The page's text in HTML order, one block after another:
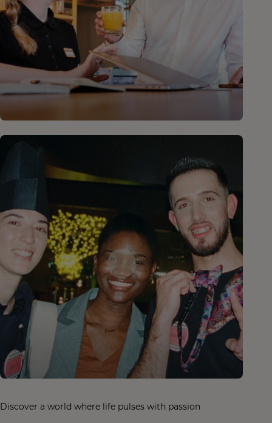
Discover a world where life pulses with passion